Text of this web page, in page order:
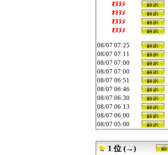
ｵﾇﾇﾒ
ｵﾇﾇﾒ
ｵﾇﾇﾒ
ｵﾇﾇﾒ
08/07 07:25
08/07 07:11
08/07 07:00
08/07 07:00
08/07 06:51
08/07 06:46
08/07 06:30
08/07 06:13
08/07 06:00
08/07 05:00
08/07 03:00
08/07 03:00
1 位 (→)